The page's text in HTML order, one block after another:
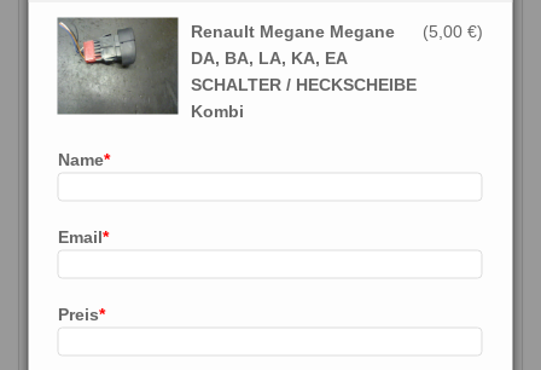
Renault Megane Megane
DA, BA, LA, KA, EA
SCHALTER / HECKSCHEIBE
Kombi
(5,00 €)
Name*
Email*
Preis*
Interne Referenz Nr.
Verkaufspreis in € 4.20
Versandkosten in € 5.00
zusätzliche Informationen zum Ersatzteil
OE NUMMER